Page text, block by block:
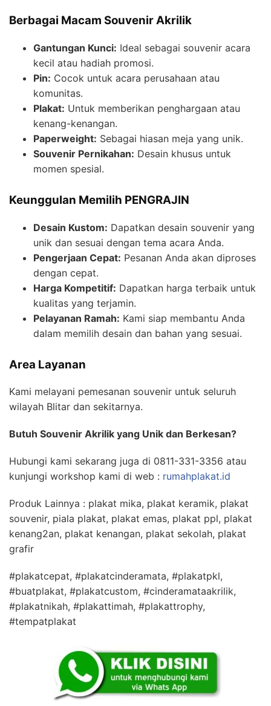
Berbagai Macam Souvenir Akrilik
Gantungan Kunci: Ideal sebagai souvenir acara
kecil atau hadiah promosi.
Pin: Cocok untuk acara perusahaan atau
komunitas.
Plakat: Untuk memberikan penghargaan atau
kenang-kenangan.
Paperweight: Sebagai hiasan meja yang unik.
Souvenir Pernikahan: Desain khusus untuk
momen spesial.
Keunggulan Memilih PENGRAJIN
Desain Kustom: Dapatkan desain souvenir yang
unik dan sesuai dengan tema acara Anda.
Pengerjaan Cepat: Pesanan Anda akan diproses
dengan cepat.
Harga Kompetitif: Dapatkan harga terbaik untuk
kualitas yang terjamin.
Pelayanan Ramah: Kami siap membantu Anda
dalam memilih desain dan bahan yang sesuai.
Area Layanan
Kami melayani pemesanan souvenir untuk seluruh
wilayah Blitar dan sekitarnya.
Butuh Souvenir Akrilik yang Unik dan Berkesan?
Hubungi kami sekarang juga di 0811-331-3356 atau
kunjungi workshop kami di web : rumahplakat.id
Produk Lainnya : plakat mika, plakat keramik, plakat
souvenir, piala plakat, plakat emas, plakat ppl, plakat
kenang2an, plakat kenangan, plakat sekolah, plakat
grafir
#plakatcepat, #plakatcinderamata, #plakatpkl,
#buatplakat, #plakatcustom, #cinderamataakrilik,
#plakatnikah, #plakattimah, #plakattrophy,
#tempatplakat